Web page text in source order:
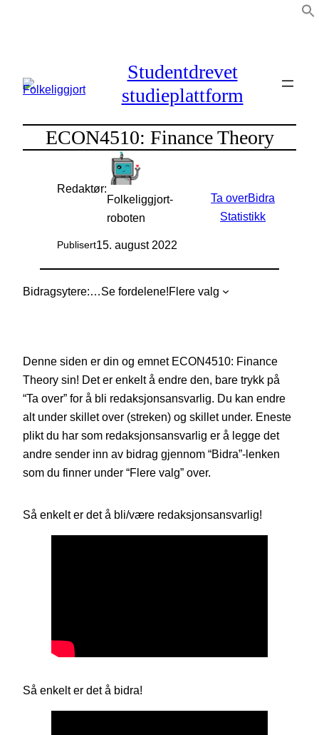
Studentdrevet
studieplattform
ECON4510: Finance Theory
Redaktør:
Folkeliggjort-
roboten
Publisert15. august 2022
Ta overBidra
Statistikk
Bidragsytere: Se fordelene!Flere valg
Denne siden er din og emnet ECON4510: Finance
Theory sin! Det er enkelt å endre den, bare trykk på
“Ta over” for å bli redaksjonsansvarlig. Du kan endre
alt under skillet over (streken) og skillet under. Eneste
plikt du har som redaksjonsansvarlig er å legge det
andre sender inn av bidrag gjennom “Bidra”-lenken
som du finner under “Flere valg” over.
Så enkelt er det å bli/være redaksjonsansvarlig!
Så enkelt er det å bidra!